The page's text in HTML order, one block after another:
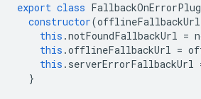
export class
constructor(offlineFallbackUrl
this .notFoundFallbackUrl =
this .offlineFallbackUrl =
this . serverErrorFallbackUrl
}